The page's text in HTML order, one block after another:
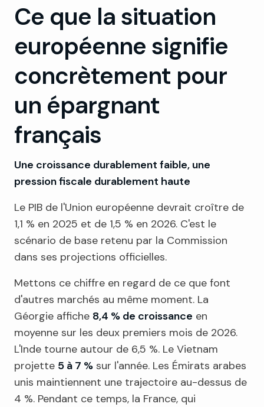
Ce que la situation
européenne signifie
concrètement pour
un épargnant
français
Une croissance durablement faible, une
pression fiscale durablement haute
Le PIB de l'Union européenne devrait croître de
1,1 % en 2025 et de 1,5 % en 2026. C'est le
scénario de base retenu par la Commission
dans ses projections officielles.
Mettons ce chiffre en regard de ce que font
d'autres marchés au même moment. La
Géorgie affiche 8,4 % de croissance en
moyenne sur les deux premiers mois de 2026.
L'Inde tourne autour de 6,5 %. Le Vietnam
projette 5 à 7 % sur l'année. Les Émirats arabes
unis maintiennent une trajectoire au-dessus de
4 %. Pendant ce temps, la France, qui